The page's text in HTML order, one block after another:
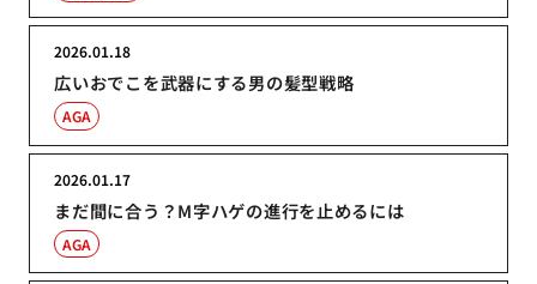
広いおでこを武器にする男の髪型戦略
2026.01.18
AGA
まだ間に合う？M字ハゲの進行を止めるには
2026.01.17
AGA